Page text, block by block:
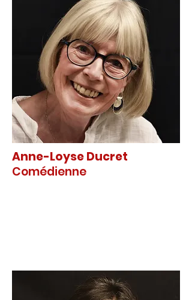
Anne-Loyse Ducret
Comédienne